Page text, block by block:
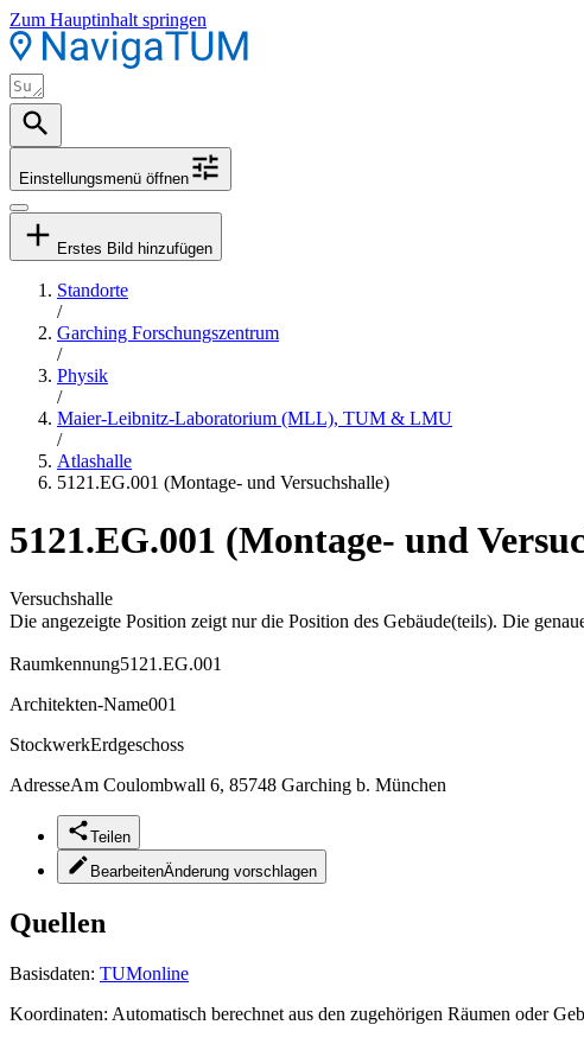
Zum Hauptinhalt springen
Einstellungsmenü öffnen
Erstes Bild hinzufügen
Standorte
/
Garching Forschungszentrum
/
Physik
/
Maier-Leibnitz-Laboratorium (MLL), TUM & LMU
/
Atlashalle
5121.EG.001 (Montage- und Versuchshalle)
5121.EG.001 (Montage- und
Versuchshalle
Die angezeigte Position zeigt nur die Position des Gebäude(teils). Die
Raumkennung5121.EG.001
Architekten-Name001
StockwerkErdgeschoss
AdresseAm Coulombwall 6, 85748 Garching b. München
Teilen
BearbeitenÄnderung vorschlagen
Quellen
Basisdaten: TUMonline
Koordinaten: Automatisch berechnet aus den zugehörigen Räumen oder